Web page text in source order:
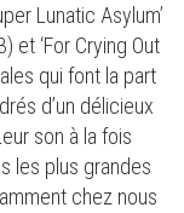
Lunatic Asylum’
et ‘For Crying Out
qui font la part
d’un délicieux
son à la fois
les plus grandes
chez nous